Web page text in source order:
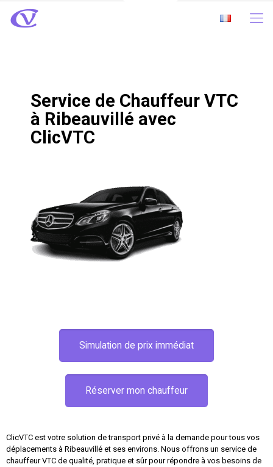
Service de Chauffeur VTC
à Ribeauvillé avec
ClicVTC
Simulation de prix immédiat
Réserver mon chauffeur
ClicVTC est votre solution de transport privé à la demande pour tous vos
déplacements à Ribeauvillé et ses environs. Nous offrons un service de
chauffeur VTC de qualité, pratique et sûr pour répondre à vos besoins de